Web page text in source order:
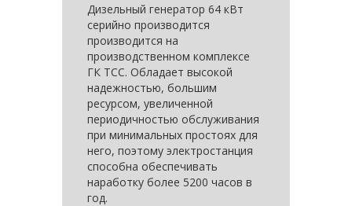
Дизельный генератор 64 кВт
серийно производится
производится на
производственном комплексе
ГК ТСС. Обладает высокой
надежностью, большим
ресурсом, увеличенной
периодичностью обслуживания
при минимальных простоях для
него, поэтому электростанция
способна обеспечивать
наработку болеe 5200 часов в
год.